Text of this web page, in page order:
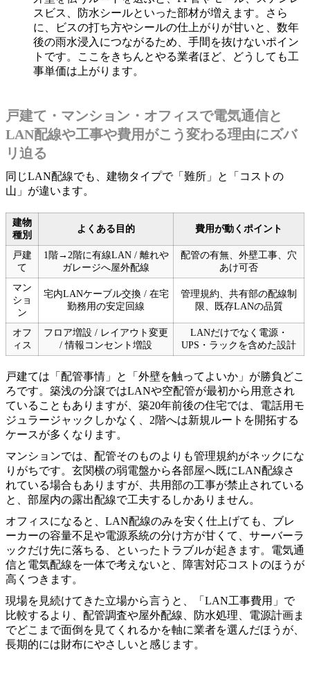
スビス、防水シールといった部材が増えます。さら
に、ビスの打ち方やシールの仕上がりが甘いと、数年
後の雨水浸入につながるため、手間を抜けないポイン
トです。ここをきちんとやる業者ほど、どうしても工
事単価は上がります。
戸建て・マンション・オフィスで電気通信と
LAN配線や工事や費用がこう変わる理由にズバ
リ迫る
同じLAN配線でも、建物タイプで「難所」と「コストの
山」が違います。
建物
種別
よくある目的 費用が動くポイント
戸建
て
1階→2階に有線LAN / 離れや
ガレージへ屋外配線
配管の有無、外壁工事、穴
あけ可否
マン
ショ
ン
宅内LANケーブル交換 / 在宅
勤務用の安定回線
管理規約、共有部の配線制
限、既存LANの品質
オフ
ィス
フロア増設 / レイアウト変更
/ 情報コンセント増設
LANだけでなく電源・
UPS・ラックを含めた設計
戸建ては「配管事情」と「外壁を触ってよいか」が勝負どこ
ろです。築浅の分譲ではLANや空配管が最初から用意され
ていることもありますが、築20年前後の住宅では、電話用モ
ジュラージャックしかなく、2階へは新規ルートを開拓する
ケースが多くなります。
マンションでは、配管そのものよりも管理規約がネックにな
りがちです。玄関横の弱電盤から各部屋へ既にLAN配線さ
れている場合もありますが、共用部の工事が禁止されている
と、部屋内の露出配線で工夫するしかありません。
オフィスになると、LAN配線のみを安く仕上げても、ブレ
ーカーの容量不足や電源系統の分け方が甘くて、サーバーラ
ックだけ先に落ちる、といったトラブルが起きます。電気通
信と電気配線を一体で考えないと、障害対応コストのほうが
高くつきます。
現場を見続けてきた立場から言うと、「LAN工事費用」で
比較するより、配管調査や屋外配線、防水処理、電源計画ま
でどこまで面倒を見てくれるかを軸に業者を選んだほうが、
長期的には財布にやさしいと感じます。